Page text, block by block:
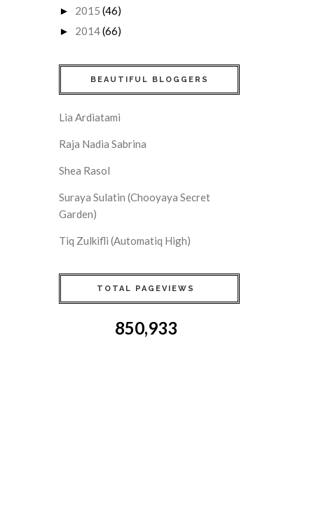
► 2015 (46)
► 2014(66)
BEAUTIFUL BLOGGERS
Lia Ardiatami
Raja Nadia Sabrina
Shea Rasol
Suraya Sulatin (Chooyaya Secret
Garden)
Tiq Zulkifli (Automatiq High)
TOTAL PAGEVIEWS
850,933